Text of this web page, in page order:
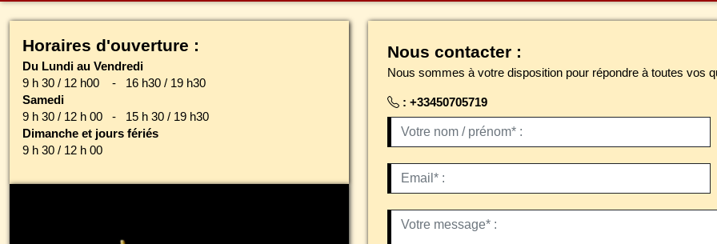
Horaires d'ouverture :
Du Lundi au Vendredi
9 h 30 / 12 h00 - 16 h30 / 19 h30
Samedi
9 h 30 / 12 h 00 - 15 h 30 / 19 h30
Dimanche et jours fériés
9 h 30 / 12 h 00
Nous contacter :
Nous sommes à votre disposition pour répondre à toutes vos
: +33450705719